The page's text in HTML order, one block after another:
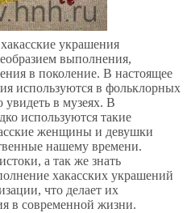
украшения
выполнения,
в поколение. В настоящее
используются в фольклорных
в музеях. В
используются такие
женщины и девушки
нашему времени.
а так же знать
хакасских украшений
что делает их
в современной жизни.